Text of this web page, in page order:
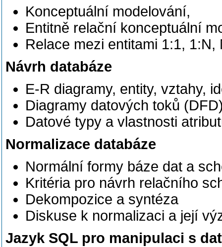
Konceptuální modelování,
Entitně relační konceptuální
Relace mezi entitami 1:1, 1:N,
Návrh databáze
E-R diagramy, entity, vztahy,
Diagramy datových toků
Datové typy a vlastnosti
Normalizace databáze
Normální formy báze dat a
Kritéria pro návrh relačního
Dekompozice a syntéza
Diskuse k normalizaci a její
Jazyk SQL pro manipulaci s